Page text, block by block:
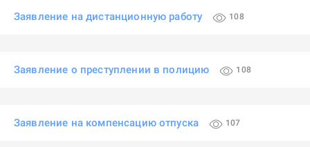
Заявление на дистанционную работу 108
Заявление о преступлении в полицию 108
Заявление на компенсацию отпуска 107